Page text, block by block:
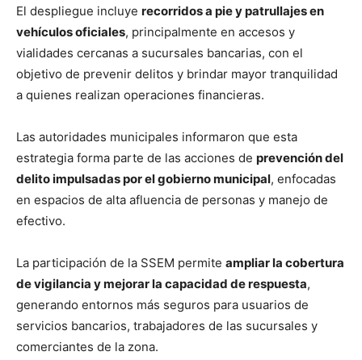
El despliegue incluye recorridos a pie y patrullajes en
vehículos oficiales, principalmente en accesos y
vialidades cercanas a sucursales bancarias, con el
objetivo de prevenir delitos y brindar mayor tranquilidad
a quienes realizan operaciones financieras.
Las autoridades municipales informaron que esta
estrategia forma parte de las acciones de prevención del
delito impulsadas por el gobierno municipal, enfocadas
en espacios de alta afluencia de personas y manejo de
efectivo.
La participación de la SSEM permite ampliar la cobertura
de vigilancia y mejorar la capacidad de respuesta,
generando entornos más seguros para usuarios de
servicios bancarios, trabajadores de las sucursales y
comerciantes de la zona.